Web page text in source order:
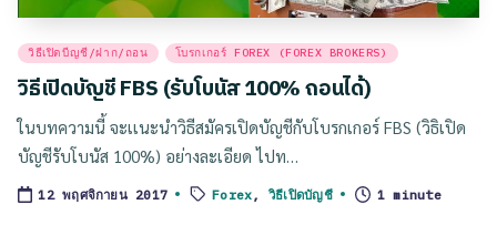
Posted
วิธีเปิดบีญชี/ฝาก/ถอน โบรกเกอร์ FOREX (FOREX BROKERS)
วิธีเปิดบัญชี FBS (รับโบนัส 100% ถอนได้)
ในบทความนี้ จะเเนะนำวิธีสมัครเปิดบัญชีกับโบรกเกอร์ FBS (วิธิเปิด
บัญชีรับโบนัส 100%) อย่างละเอียด ไปท…
12 พฤศจิกายน 2017
Tags: Forex ,วิธีเปิดบัญชี 1 minute